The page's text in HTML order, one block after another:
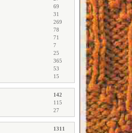
69
31
269
78
71
7
25
365
53
15
142
115
27
1311